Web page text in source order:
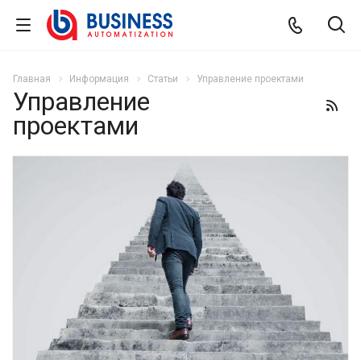
Главная Информация Статьи Управление проектами
Управление
проектами